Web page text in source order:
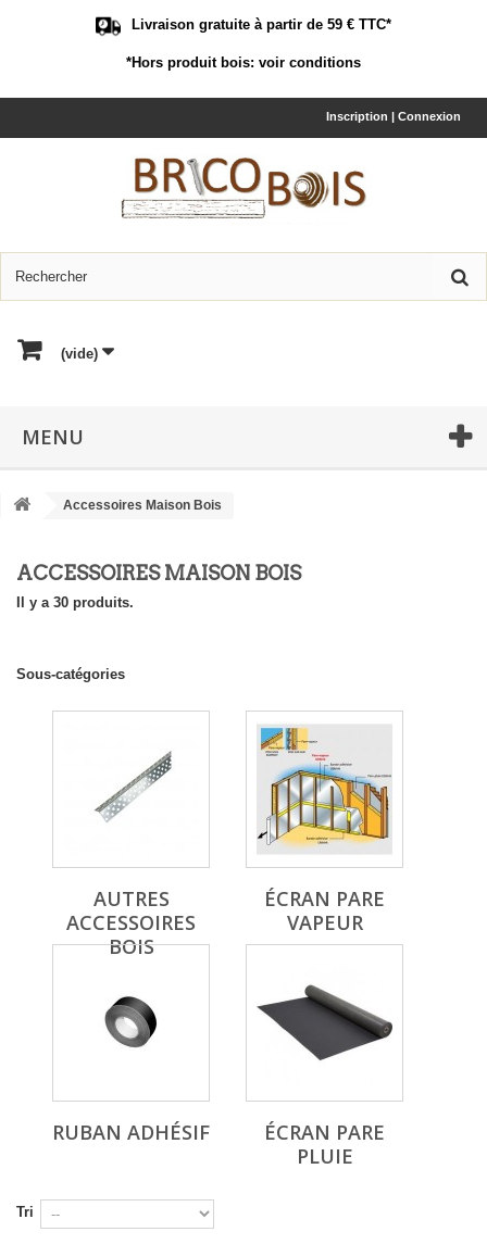
Livraison gratuite à partir de 59 € TTC*
*Hors produit bois: voir conditions
Inscription | Connexion
(vide)
MENU
Accessoires Maison Bois
ACCESSOIRES MAISON BOIS
Il y a 30 produits.
Sous-catégories
AUTRES
ACCESSOIRES
BOIS
ÉCRAN PARE
VAPEUR
RUBAN ADHÉSIF
ÉCRAN PARE
PLUIE
Tri